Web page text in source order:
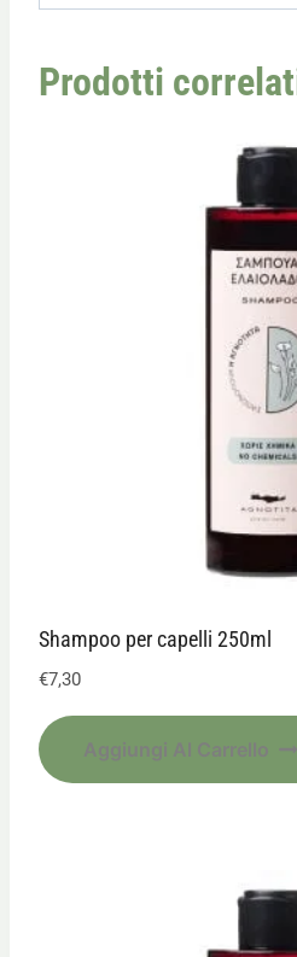
Prodotti
Shampoo per capelli 250ml
€7,30
Aggiungi Al Carrello